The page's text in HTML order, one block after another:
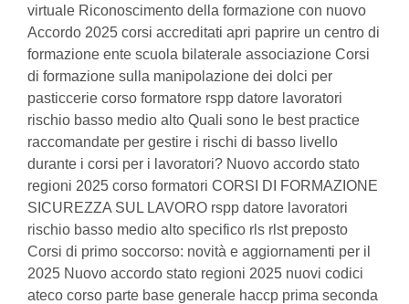
virtuale Riconoscimento della formazione con nuovo
Accordo 2025 corsi accreditati apri paprire un centro di
formazione ente scuola bilaterale associazione Corsi
di formazione sulla manipolazione dei dolci per
pasticcerie corso formatore rspp datore lavoratori
rischio basso medio alto Quali sono le best practice
raccomandate per gestire i rischi di basso livello
durante i corsi per i lavoratori? Nuovo accordo stato
regioni 2025 corso formatori CORSI DI FORMAZIONE
SICUREZZA SUL LAVORO rspp datore lavoratori
rischio basso medio alto specifico rls rlst preposto
Corsi di primo soccorso: novità e aggiornamenti per il
2025 Nuovo accordo stato regioni 2025 nuovi codici
ateco corso parte base generale haccp prima seconda